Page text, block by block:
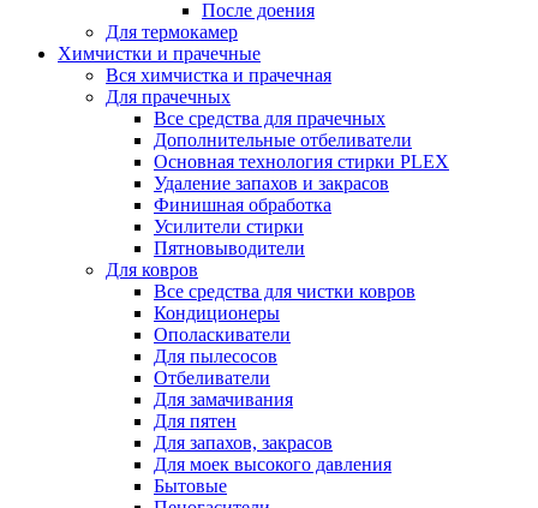
После доения
Для термокамер
Химчистки и прачечные
Вся химчистка и прачечная
Для прачечных
Все средства для прачечных
Дополнительные отбеливатели
Основная технология стирки PLEX
Удаление запахов и закрасов
Финишная обработка
Усилители стирки
Пятновыводители
Для ковров
Все средства для чистки ковров
Кондиционеры
Ополаскиватели
Для пылесосов
Отбеливатели
Для замачивания
Для пятен
Для запахов, закрасов
Для моек высокого давления
Бытовые